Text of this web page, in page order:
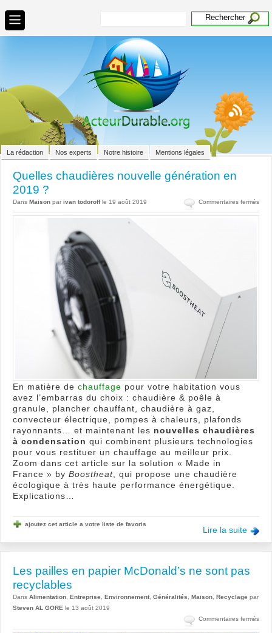
La rédaction Nos experts Notre histoire Mentions légales
Quelles chaudières nouvelle génération en
2019 ?
Dans Maison par ivan todoroffle 19 août 2019 Commentaires ferméssur
En matière de chauffage pour votre habitation vous
avez l’embarras du choix : chaudière & poêle à
granule, plancher chauffant, chaudière à gaz,
convecteur électrique, pompes à chaleurs, plafonds
rayonnants… et maintenant les nouvelles chaudières
à condensation qui combinent plusieurs technologies
pour vous restituer un chauffage au meilleur prix.
Zoom dans cet article sur la solution « Made in
France » by Boostheat , qui propose une chaudière
écologique à très haute performance énergétique.
Explications…
Lire la suite
ajoutez cet article a votre liste de favoris
Les pailles en papier McDonald’s ne sont pas
recyclables
Dans Alimentation Entreprise Environnement Généralités Maison Recyclage par
Steven AL GORE le 13 août 2019
Commentaires ferméssur
Les